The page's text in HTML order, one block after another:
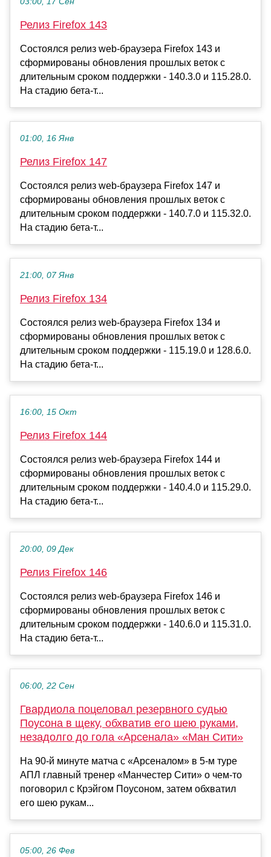
Релиз Firefox 143
Состоялся релиз web-браузера Firefox 143 и
сформированы обновления прошлых веток с
длительным сроком поддержки - 140.3.0 и 115.28.0.
На стадию бета-т...
01:00, 16 Янв
Релиз Firefox 147
Состоялся релиз web-браузера Firefox 147 и
сформированы обновления прошлых веток с
длительным сроком поддержки - 140.7.0 и 115.32.0.
На стадию бета-т...
21:00, 07 Янв
Релиз Firefox 134
Состоялся релиз web-браузера Firefox 134 и
сформированы обновления прошлых веток с
длительным сроком поддержки - 115.19.0 и 128.6.0.
На стадию бета-т...
16:00, 15 Окт
Релиз Firefox 144
Состоялся релиз web-браузера Firefox 144 и
сформированы обновления прошлых веток с
длительным сроком поддержки - 140.4.0 и 115.29.0.
На стадию бета-т...
20:00, 09 Дек
Релиз Firefox 146
Состоялся релиз web-браузера Firefox 146 и
сформированы обновления прошлых веток с
длительным сроком поддержки - 140.6.0 и 115.31.0.
На стадию бета-т...
06:00, 22 Сен
Гвардиола поцеловал резервного судью
Поусона в щеку, обхватив его шею руками,
незадолго до гола «Арсенала» «Ман Сити»
На 90-й минуте матча с «Арсеналом» в 5-м туре
АПЛ главный тренер «Манчестер Сити» о чем-то
поговорил с Крэйгом Поусоном, затем обхватил
его шею рукам...
05:00, 26 Фев